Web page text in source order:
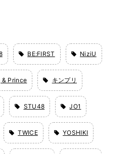
BE:FIRST NiziU
& Prince キンプリ
STU48 JO1
TWICE YOSHIKI